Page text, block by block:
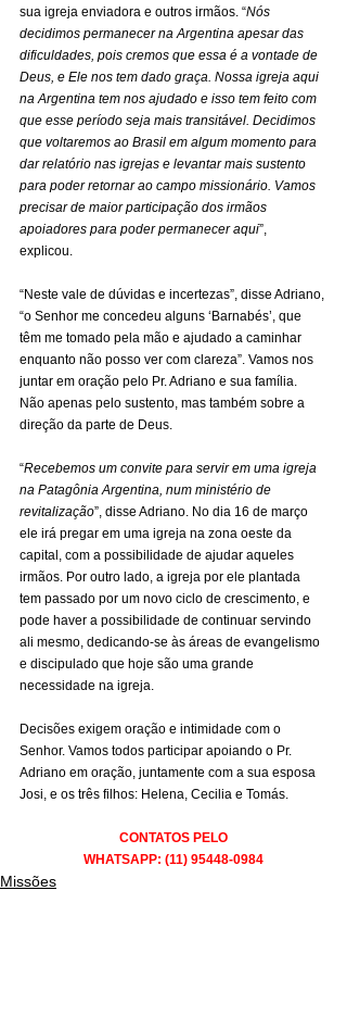
sua igreja enviadora e outros irmãos. “Nós
decidimos permanecer na Argentina apesar das
dificuldades, pois cremos que essa é a vontade de
Deus, e Ele nos tem dado graça. Nossa igreja aqui
na Argentina tem nos ajudado e isso tem feito com
que esse período seja mais transitável. Decidimos
que voltaremos ao Brasil em algum momento para
dar relatório nas igrejas e levantar mais sustento
para poder retornar ao campo missionário. Vamos
precisar de maior participação dos irmãos
apoiadores para poder permanecer aqui”,
explicou.
“Neste vale de dúvidas e incertezas”, disse Adriano,
“o Senhor me concedeu alguns ‘Barnabés’, que
têm me tomado pela mão e ajudado a caminhar
enquanto não posso ver com clareza”. Vamos nos
juntar em oração pelo Pr. Adriano e sua família.
Não apenas pelo sustento, mas também sobre a
direção da parte de Deus.
“Recebemos um convite para servir em uma igreja
na Patagônia Argentina, num ministério de
revitalização”, disse Adriano. No dia 16 de março
ele irá pregar em uma igreja na zona oeste da
capital, com a possibilidade de ajudar aqueles
irmãos. Por outro lado, a igreja por ele plantada
tem passado por um novo ciclo de crescimento, e
pode haver a possibilidade de continuar servindo
ali mesmo, dedicando-se às áreas de evangelismo
e discipulado que hoje são uma grande
necessidade na igreja.
Decisões exigem oração e intimidade com o
Senhor. Vamos todos participar apoiando o Pr.
Adriano em oração, juntamente com a sua esposa
Josi, e os três filhos: Helena, Cecilia e Tomás.
CONTATOS PELO
WHATSAPP: (11) 95448-0984
Missões